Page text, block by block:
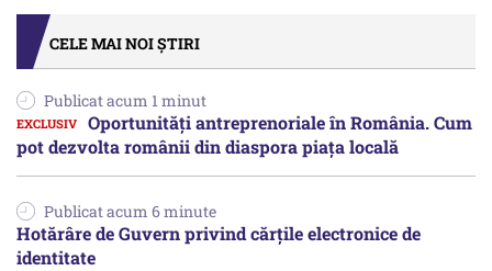
CELE MAI NOI ȘTIRI
Publicat acum 1 minut
Oportunități antreprenoriale în România. Cum
pot dezvolta românii din diaspora piața locală
Publicat acum 6 minute
Hotărâre de Guvern privind cărțile electronice de
identitate